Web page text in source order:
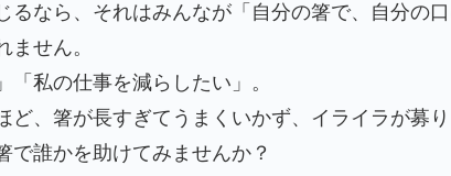
るなら、それはみんなが「自分の箸で、自分の
ません。
「私の仕事を減らしたい」。
ど、箸が長すぎてうまくいかず、イライラが募り
で誰かを助けてみませんか？